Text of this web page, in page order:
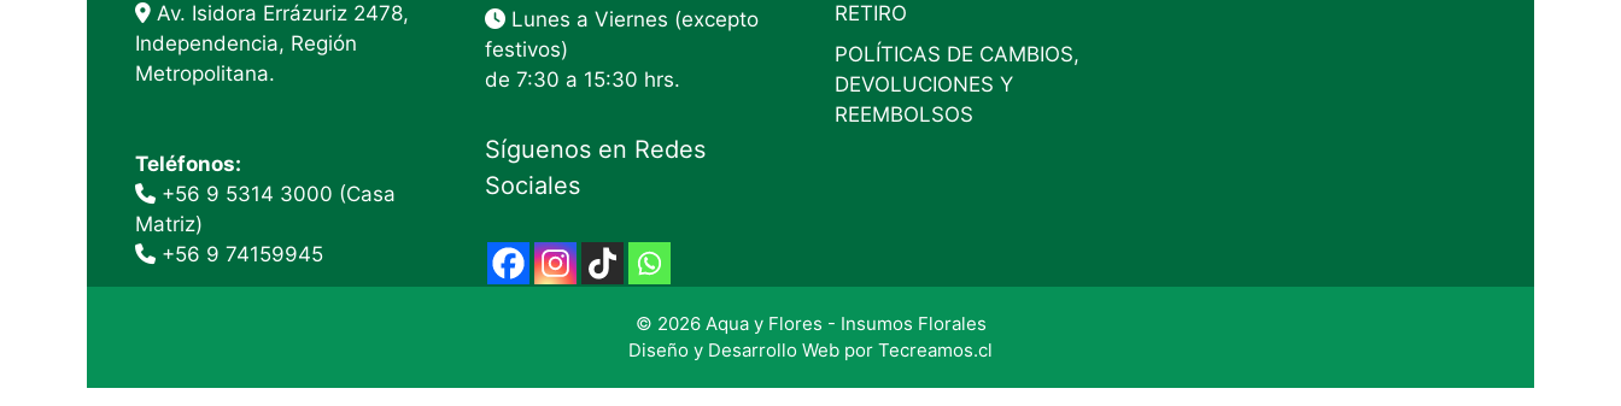
Av. Isidora Errázuriz 2478,
Independencia, Región
Metropolitana.
Teléfonos:
+56 9 5314 3000 (Casa
Matriz)
+56 9 74159945
Lunes a Viernes (excepto
festivos)
de 7:30 a 15:30 hrs.
Síguenos en Redes
Sociales
RETIRO
POLÍTICAS DE CAMBIOS,
DEVOLUCIONES Y
REEMBOLSOS
© 2026 Aqua y Flores - Insumos Florales
Diseño y Desarrollo Web por Tecreamos.cl